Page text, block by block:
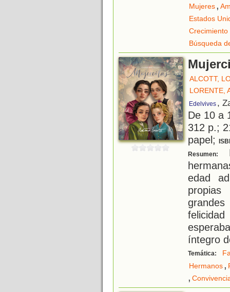
Mujeres,
Estados
Crecimiento
Búsqueda
ALCOTT,
LORENTE,
Edelvives ,
De 10 a
312 p.;
papel;
Resumen:
edad
íntegro
Temática:
Hermanos,
,